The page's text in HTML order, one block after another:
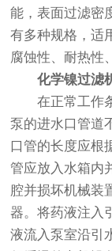
能，表面过滤密
有多种规格，适
腐蚀性、耐热性
化学镍过滤
在正常工作条
泵的进水口管道
口管的长度应根
管应放入水箱内
腔并损坏机械装
器。将药液注入
液流入泵室沿引